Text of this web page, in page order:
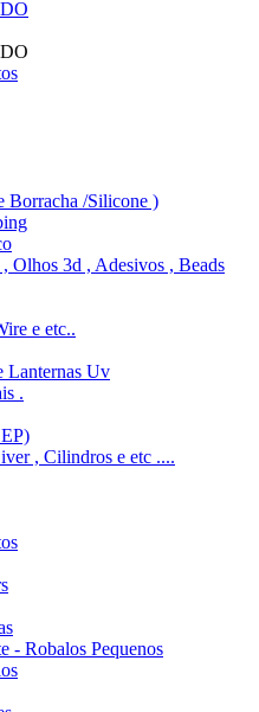
Borracha /Silicone )
Olhos 3d , Adesivos , Beads
e etc..
Lanternas Uv
.
, Cilindros e etc ....
- Robalos Pequenos